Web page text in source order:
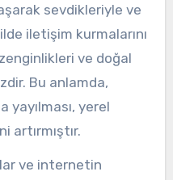
sevdikleriyle ve
iletişim kurmalarını
ve doğal
Bu anlamda,
yayılması, yerel
artırmıştır.
ve internetin